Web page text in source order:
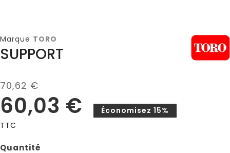
Marque TORO
SUPPORT
70,62 €
60,03 €
Économisez 15%
TTC
Quantité